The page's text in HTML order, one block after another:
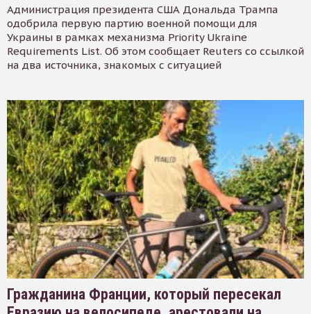
Администрация президента США Дональда Трампа
одобрила первую партию военной помощи для
Украины в рамках механизма Priority Ukraine
Requirements List. Об этом сообщает Reuters со ссылкой
на два источника, знакомых с ситуацией
Гражданина Франции, который пересекал